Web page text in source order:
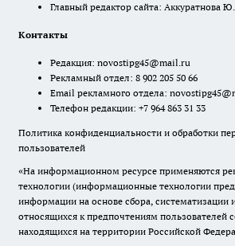
Главный редактор сайта: Аккуратнова
Контакты
Редакция: novostipg45@mail.ru
Рекламный отдел: 8 902 205 50 66
Email рекламного отдела:
Телефон редакции: +7 964 863 31 33
Политика конфиденциальности и обработки
пользователей
«На информационном ресурсе применяются
технологии (информационные технологии
информации на основе сбора, систематизации
относящихся к предпочтениям пользователей
находящихся на территории Российской